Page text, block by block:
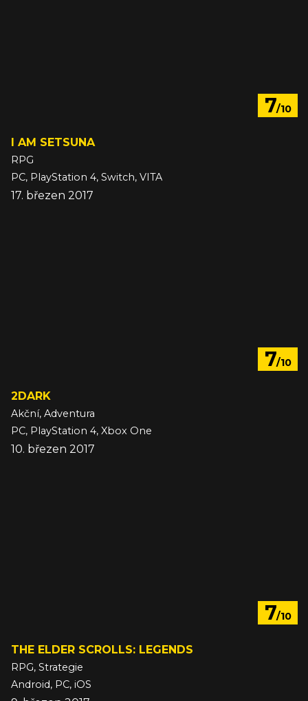
7/10
I AM SETSUNA
RPG
PC, PlayStation 4, Switch, VITA
17. březen 2017
7/10
2DARK
Akční, Adventura
PC, PlayStation 4, Xbox One
10. březen 2017
7/10
THE ELDER SCROLLS: LEGENDS
RPG, Strategie
Android, PC, iOS